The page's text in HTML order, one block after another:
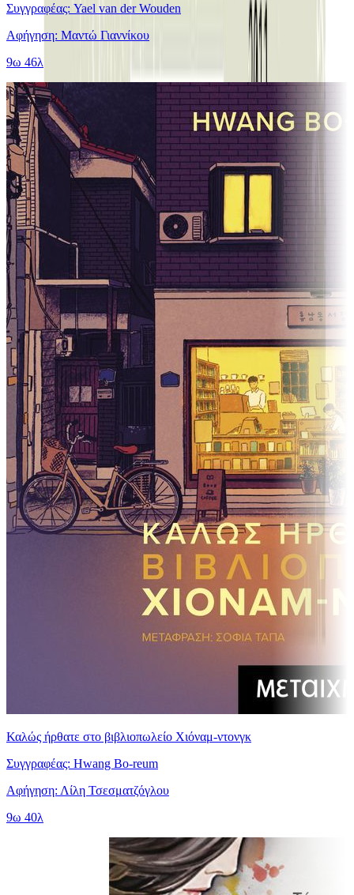
Συγγραφέας: Yael van der Wouden
Αφήγηση: Μαντώ Γιαννίκου
9ω 46λ
Καλώς ήρθατε στο βιβλιοπωλείο Χιόναμ-ντονγκ
Συγγραφέας: Hwang Bo-reum
Αφήγηση: Λίλη Τσεσματζόγλου
9ω 40λ